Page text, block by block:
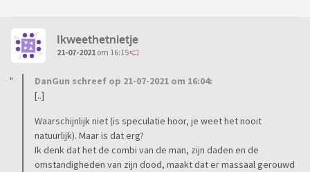
Ikweethetnietje
21-07-2021 om 16:15
DanGun schreef op 21-07-2021 om 16:04:
[..]
Waarschijnlijk niet (is speculatie hoor, je weet het nooit
natuurlijk). Maar is dat erg?
Ik denk dat het de combi van de man, zijn daden en de
omstandigheden van zijn dood, maakt dat er massaal gerouwd